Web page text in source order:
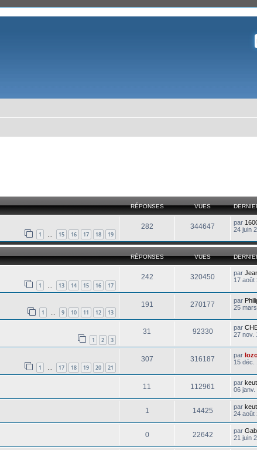
RÉPONSES VUES
1 15 16 17 18 19
282 344647 par
24 juin
RÉPONSES VUES
1 … 13 14 15 16 17
242 320450 par
17 août
1 9 10 11 12 13
191 270177 par
25
1 2 3
31 92330 par
27 nov.
1 … 17 18 19 20 21
307 316187 par
15 déc.
11 112961 par
06 janv.
1 14425 par
24 août
0 22642 par
21 juin